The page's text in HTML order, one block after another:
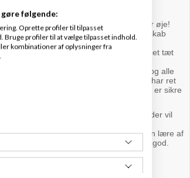
to grupper er præsenteret på Amino.
vigtigt, at vi holder vores målgruppe for øje!
utroligt heldige, at bo i et kontorfællesskab
sidst vi talte var der 14 attraktive
har vi udvalgt nogle som vi har en meget tæt
vi for feedback fra vores designere og alle
en kæmpe hjælp og gør at vi føler at vi har ret
er også deres begejstring, der gør at vi er sikre
omgang lave et produkt til designere, der vil
ud, og der er bestemt en masse vi kan lære af
templates til programmører er rigtigt god.
ikke anledning, til nogle
følgende:
Oprette profiler til tilpasset
Bruge profiler til at vælge tilpasset indhold.
kombinationer af oplysninger fra